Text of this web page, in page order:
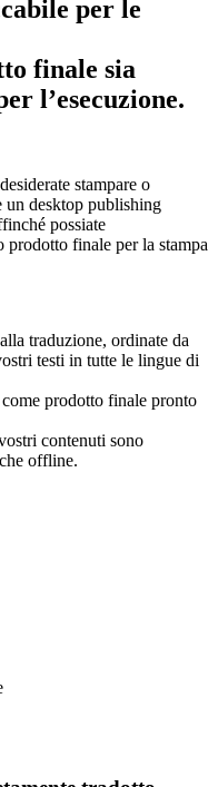
per le
finale sia
l’esecuzione.
stampare o
desktop publishing
possiate
prodotto finale per la stampa
traduzione, ordinate da
testi in tutte le lingue di
prodotto finale pronto
contenuti sono
offline.